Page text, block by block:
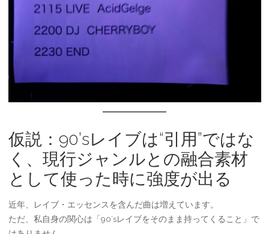
仮説：90’sレイブは“引用”ではな
く、現行ジャンルとの融合素材
として使った時に強度が出る
近年、レイブ・エッセンスを含んだ曲は増えています。
ただ、私自身の関心は「90’sレイブをそのまま持ってくること」で